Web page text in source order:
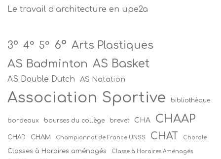
Le travail d’architecture en upe2a
3° 4° 5° 6° Arts Plastiques
AS Badminton AS Basket
AS Double Dutch AS Natation
Association Sportive bibliothèque
bordeaux bourses du collège brevet CHA CHAAP
CHAD CHAM Championnat de France UNSS CHAT Chorale
Classes à Horaires aménagés Classe à Horaires Aménagés